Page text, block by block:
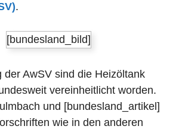
.
[bundesland_bild]
der AwSV sind die Heizöltank
vereinheitlicht worden.
und [bundesland_artikel]
wie in den anderen